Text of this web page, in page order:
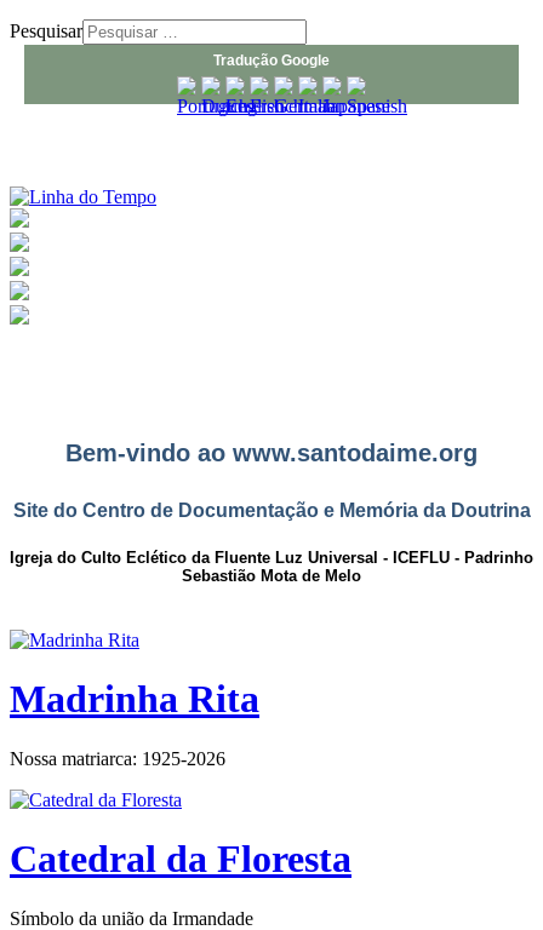
Pesquisar
Tradução Google
Bem-vindo ao www.santodaime.org
Site do Centro de Documentação e Memória da Doutrina
Igreja do Culto Eclético da Fluente Luz Universal - ICEFLU - Padrinho
Sebastião Mota de Melo
Madrinha Rita
Nossa matriarca: 1925-2026
Catedral da Floresta
Símbolo da união da Irmandade